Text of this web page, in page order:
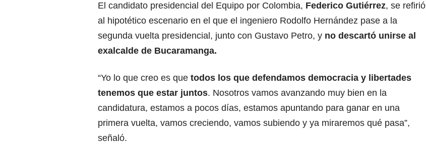
El candidato presidencial del Equipo por Colombia, Federico Gutiérrez, se refirió
al hipotético escenario en el que el ingeniero Rodolfo Hernández pase a la
segunda vuelta presidencial, junto con Gustavo Petro, y no descartó unirse al
exalcalde de Bucaramanga.
“Yo lo que creo es que todos los que defendamos democracia y libertades
tenemos que estar juntos. Nosotros vamos avanzando muy bien en la
candidatura, estamos a pocos días, estamos apuntando para ganar en una
primera vuelta, vamos creciendo, vamos subiendo y ya miraremos qué pasa”,
señaló.